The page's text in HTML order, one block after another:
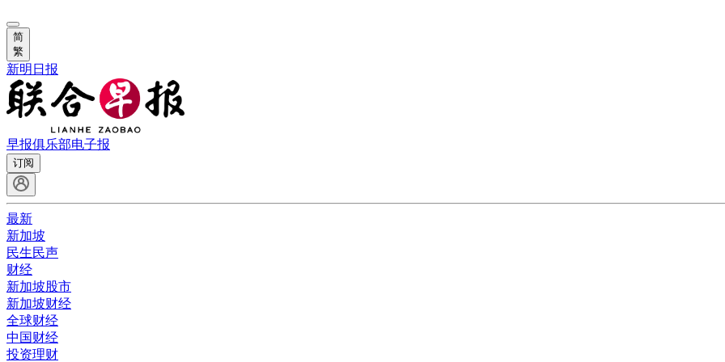
简
繁
新明日报
早报俱乐部电子报
订阅
最新
新加坡
民生民声
财经
新加坡股市
新加坡财经
全球财经
中国财经
投资理财